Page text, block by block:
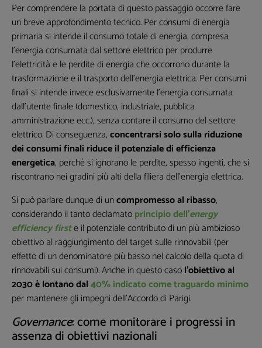
Per comprendere la portata di questo passaggio occorre fare
un breve approfondimento tecnico. Per consumi di energia
primaria si intende il consumo totale di energia, compresa
l’energia consumata dal settore elettrico per produrre
l’elettricità e le perdite di energia che occorrono durante la
trasformazione e il trasporto dell’energia elettrica. Per consumi
finali si intende invece esclusivamente l’energia consumata
dall’utente finale (domestico, industriale, pubblica
amministrazione ecc.), senza contare il consumo del settore
elettrico. Di conseguenza,concentrarsi solo sulla riduzione
dei consumi finali riduce il potenziale di efficienza
energetica, perché si ignorano le perdite, spesso ingenti, che si
riscontrano nei gradini più alti della filiera dell’energia elettrica.
Si può parlare dunque di uncompromesso al ribasso,
considerando il tanto declamatoprincipio dell’energy
efficiency firste il potenziale contributo di un più ambizioso
obiettivo al raggiungimento del target sulle rinnovabili (per
effetto di un denominatore più basso nel calcolo della quota di
rinnovabili sui consumi). Anche in questo casol’obiettivo al
2030 è lontano dal40% indicato come traguardo minimo
per mantenere gli impegni dell’Accordo di Parigi.
Governance: come monitorare i progressi in
assenza di obiettivi nazionali
Lasciaci la tua Email per ricevere contenuti
I seguenti campi non sono obbligatori,
ma queste informazioni mi sarebbero
utili per la creazione di contenuti
personalizzati